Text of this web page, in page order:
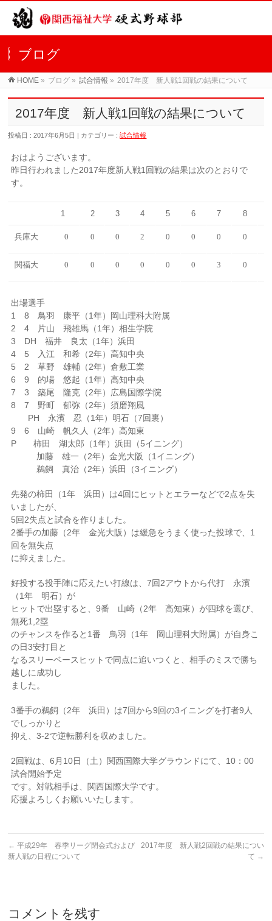
ブログ
HOME » ブログ » 試合情報 » 2017年度 新人戦1回戦の結果について
2017年度 新人戦1回戦の結果について
投稿日 : 2017年6月5日 | カテゴリー :試合情報
おはようございます。
昨日行われました2017年度新人戦1回戦の結果は次のとおりで
す。
1 2 3 4 5 6 7 8
兵庫大 0 0 0 2 0 0 0 0
関福大 0 0 0 0 0 0 3 0
出場選手
1 8 鳥羽 康平（1年）岡山理科大附属
2 4 片山 飛雄馬（1年）相生学院
3 DH 福井 良太（1年）浜田
4 5 入江 和希（2年）高知中央
5 2 草野 雄輔（2年）倉敷工業
6 9 的場 悠起（1年）高知中央
7 3 築尾 隆克（2年）広島国際学院
8 7 野町 郁弥（2年）須磨翔風
PH 永濱 忍（1年）明石（7回裏）
9 6 山崎 帆久人（2年）高知東
P 柿田 湖太郎（1年）浜田（5イニング）
加藤 雄一（2年）金光大阪（1イニング）
鵜飼 真治（2年）浜田（3イニング）
先発の柿田（1年 浜田）は4回にヒットとエラーなどで2点を失
いましたが、
5回2失点と試合を作りました。
2番手の加藤（2年 金光大阪）は緩急をうまく使った投球で、1
回を無失点
に抑えました。
好投する投手陣に応えたい打線は、7回2アウトから代打 永濱
（1年 明石）が
ヒットで出塁すると、9番 山崎（2年 高知東）が四球を選び、
無死1,2塁
のチャンスを作ると1番 鳥羽（1年 岡山理科大附属）が自身こ
の日3安打目と
なるスリーベースヒットで同点に追いつくと、相手のミスで勝ち
越しに成功し
ました。
3番手の鵜飼（2年 浜田）は7回から9回の3イニングを打者9人
でしっかりと
抑え、3-2で逆転勝利を収めました。
2回戦は、6月10日（土）関西国際大学グラウンドにて、10：00
試合開始予定
です。対戦相手は、関西国際大学です。
応援よろしくお願いいたします。
← 平成29年 春季リーグ閉会式および
新人戦の日程について
2017年度 新人戦2回戦の結果につい
て →
コメントを残す